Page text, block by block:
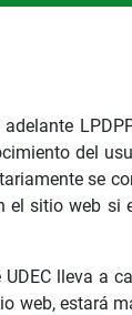
del
se
sitio web
lleva a
estará